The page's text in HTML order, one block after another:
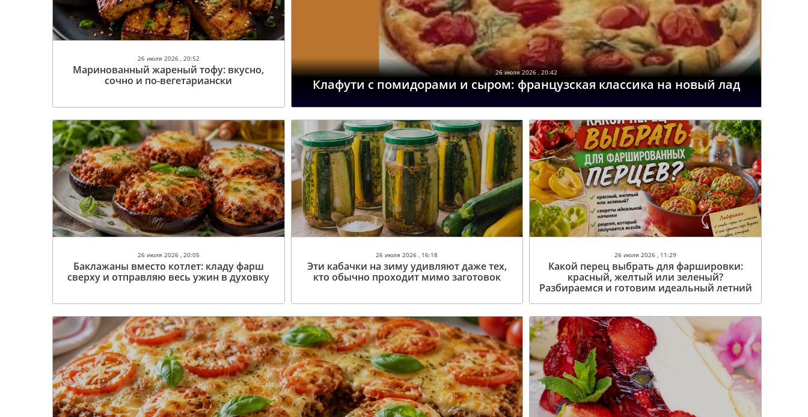
26 июля 2026 , 20:52
Маринованный жареный тофу: вкусно,
сочно и по-вегетариански
26 июля 2026 , 20:42
Клафути с помидорами и сыром: французская классика на новый лад
26 июля 2026 , 20:05
Баклажаны вместо котлет: кладу фарш
сверху и отправляю весь ужин в духовку
26 июля 2026 , 16:18
Эти кабачки на зиму удивляют даже тех,
кто обычно проходит мимо заготовок
26 июля 2026 , 11:29
Какой перец выбрать для фаршировки:
красный, желтый или зеленый?
Разбираемся и готовим идеальный летний